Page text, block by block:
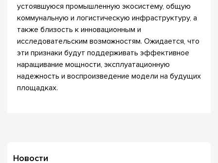
устоявшуюся промышленную экосистему, общую
коммунальную и логистическую инфраструктуру, а
также близость к инновационным и
исследовательским возможностям. Ожидается, что
эти признаки будут поддерживать эффективное
наращивание мощности, эксплуатационную
надежность и воспроизведение модели на будущих
площадках.
Новости